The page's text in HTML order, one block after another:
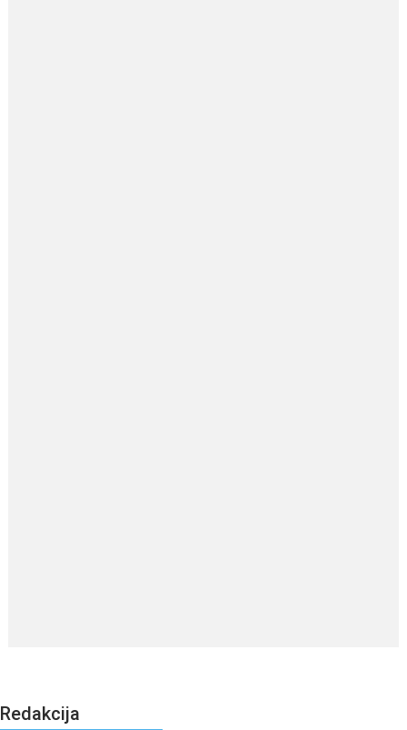
Redakcija